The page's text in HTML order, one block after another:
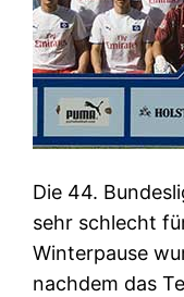
Die 44.
sehr schlecht
Winterpause
nachdem das